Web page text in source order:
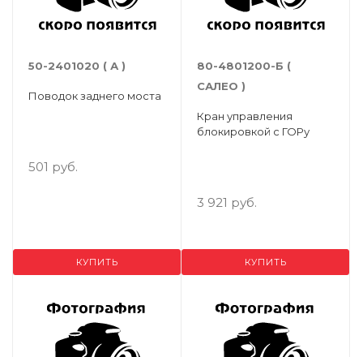
50-2401020 ( А )
Поводок заднего моста
501 руб.
КУПИТЬ
80-4801200-Б (
САЛЕО )
Кран управления
блокировкой с ГОРу
3 921 руб.
КУПИТЬ